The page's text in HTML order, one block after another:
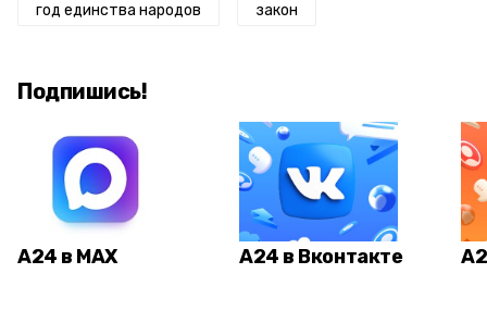
год единства народов закон
Подпишись!
А24 в MAX А24 в Вконтакте